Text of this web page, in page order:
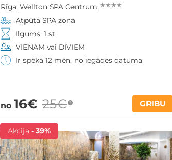
Rīga, Wellton SPA Centrum ★ ★ ★ ★
Atpūta SPA zonā
Ilgums: 1 st.
VIENAM vai DIVIEM
Ir spēkā 12 mēn. no iegādes datuma
no 16€ 25€ ? GRIBU
Akcija - 39%